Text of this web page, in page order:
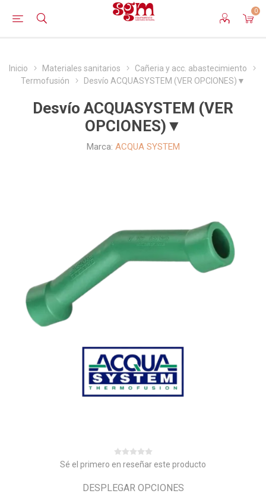
0
Inicio Materiales sanitarios
Cañeria y acc. abastecimiento
Termofusión
Desvío ACQUASYSTEM (VER OPCIONES)▼
Desvío ACQUASYSTEM (VER
OPCIONES)▼
Marca: ACQUA SYSTEM
Sé el primero en reseñar este producto
DESPLEGAR OPCIONES